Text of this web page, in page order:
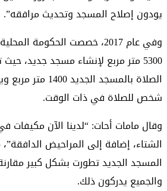
يودون إصلاح المسجد وتحديث مرافقه”.
وفي عام 2017، خصصت الحكومة
5300 متر مربع لإنشاء مسجد جديد،
شخص للصلاة في ذات الوقت.
وقال مامات أحات: “لدينا الآن
الشتاء، إضافة إلى المراحيض
المسجد الجديد تطورت بشكل كبير
والجميع يدركون ذلك.